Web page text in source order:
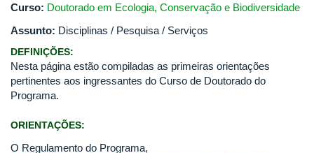
Curso: Doutorado em Ecologia, Conservação e Biodiversidade
Assunto: Disciplinas / Pesquisa / Serviços
DEFINIÇÕES:
Nesta página estão compiladas as primeiras orientações
pertinentes aos ingressantes do Curso de Doutorado do
Programa.
ORIENTAÇÕES:
O Regulamento do Programa,